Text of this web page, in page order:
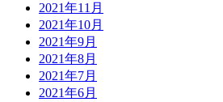
2021年11月
2021年10月
2021年9月
2021年8月
2021年7月
2021年6月